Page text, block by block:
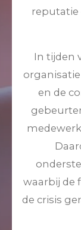
reputatie
In tijden
en de
waarbij de
de crisis